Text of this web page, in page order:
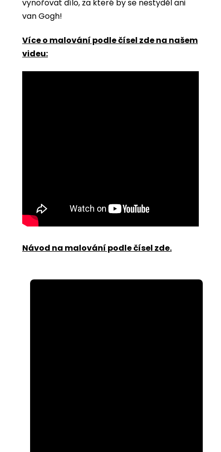
vynořovat dílo, za které by se nestyděl ani
van Gogh!
Více o malování podle čísel zde na našem
videu:
Návod na malování podle čísel zde.